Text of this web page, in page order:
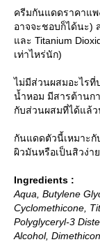
ครีมกันแดดราคาแ
อาจจะชอบก็ได้นะ)
ละ Titanium
เท่าไหร่นัก)
ไม่มีส่วนผสมอะไรที่
น้ำหอม มีสารต้านก
กับส่วนผสมที่ได้แล้ว
กันแดดตัวนี้เหมาะกั
ผิวมันหรือเป็นสิวง่า
Ingredients :
Aqua, Butylene
Cyclomethicone,
Polyglyceryl-3
Alcohol,